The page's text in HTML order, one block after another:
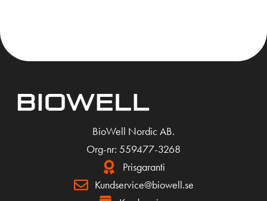
BioWell Nordic AB.
Org-nr: 559477-3268
Prisgaranti
Kundservice@biowell.se